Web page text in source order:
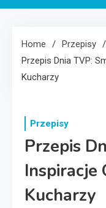
Home
Przepisy
Przepis Dnia TVP:
Kucharzy
Przepisy
Przepis
Inspiracje
Kucharzy